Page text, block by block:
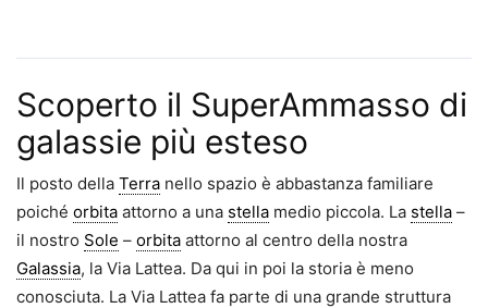
Scoperto il SuperAmmasso di
galassie più esteso
Il posto della Terra nello spazio è abbastanza familiare
poiché orbita attorno a una stella medio piccola. La stella –
il nostro Sole – orbita attorno al centro della nostra
Galassia, la Via Lattea. Da qui in poi la storia è meno
conosciuta. La Via Lattea fa parte di una grande struttura